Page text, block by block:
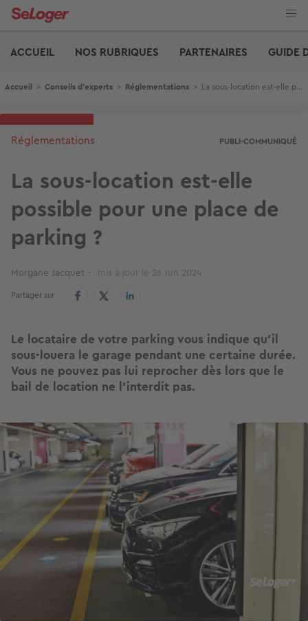
Aller
ACCUEIL
NOS RUBRIQUES PARTENAIRES GUIDE
Fil d'Ariane
Accueil > Conseils d'experts > Réglementations > La sous-location est-elle possible pour une place de parking ?
PUBLI-COMMUNIQUÉ
Réglementations
La sous-location est-elle
possible pour une place de
parking ?
Morgane Jacquet mis à jour le 26 Jun 2024
Partager sur
Le locataire de votre parking vous indique qu’il
sous-louera le garage pendant une certaine durée.
Vous ne pouvez pas lui reprocher dès lors que le
bail de location ne l’interdit pas.
Image